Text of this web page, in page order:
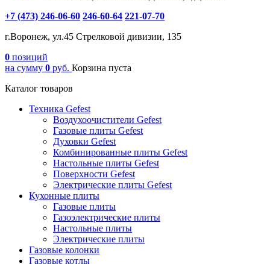
+7 (473) 246-06-60 246-60-64 221-07-70
г.Воронеж, ул.45 Стрелковой дивизии, 135
0 позиций
на сумму 0 руб. Корзина пуста
Каталог товаров
Техника Gefest
Воздухоочистители Gefest
Газовые плиты Gefest
Духовки Gefest
Комбинированные плиты Gefest
Настольные плиты Gefest
Поверхности Gefest
Электрические плиты Gefest
Кухонные плиты
Газовые плиты
Газоэлектрические плиты
Настольные плиты
Электрические плиты
Газовые колонки
Газовые котлы